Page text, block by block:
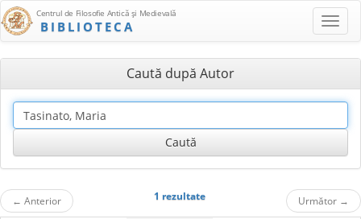
Centrul de Filosofie Antică şi Medievală
BIBLIOTECA
Caută după Autor
← Anterior 1 rezultate Următor →